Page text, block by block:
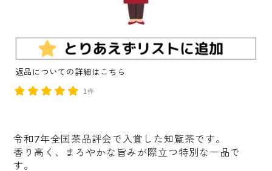
返品についての詳細はこちら
1件
令和7年全国茶品評会で入賞した知覧茶です。
香り高く、まろやかな旨みが際立つ特別な一品で
す。